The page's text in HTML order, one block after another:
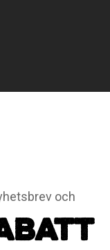
och köp för 579:-
och